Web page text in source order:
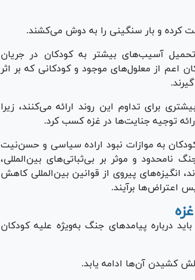
کرده و بار سنگینی را به دوش می‌کشند.
آسیب‌های بیشتر به کودکان در جریان
اعم از معلول‌های موجود و کودکانی که بر اثر
برای تداوم این روند ارائه می‌کنند، زیرا
توجیه جنایت‌ها در غزه کسب کرد.
به موازات نبود اراده سیاسی و حسن‌نیت
نامحدود و موثر بر بی‌ثباتی‌های بین‌المللی،
انگیزه‌های پیروی از قوانین بین‌المللی کاهش
اعتراض‌ها برآیند.
درباره پیامد‌های جنگ به‌ویژه علیه کودکان
کشیدن آن‌ها ادامه یابد.